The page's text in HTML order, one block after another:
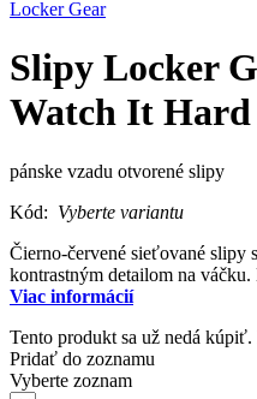
Locker Gear
Slipy Locker
Watch It Hard
pánske vzadu otvorené slipy
Kód: Vyberte variantu
Čierno-červené sieťované slipy
kontrastným detailom na
Viac informácií
Tento produkt sa už nedá kúpiť.
Pridať do zoznamu
Vyberte zoznam